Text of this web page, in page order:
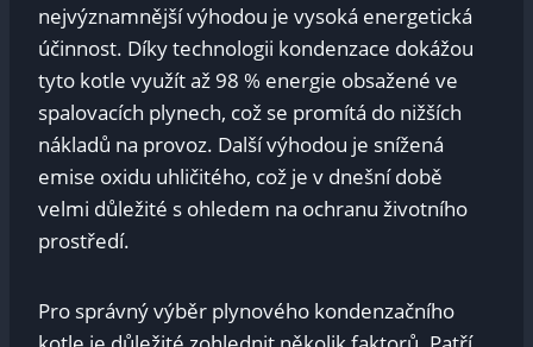
nejvýznamnější výhodou je vysoká energetická
účinnost. Díky technologii kondenzace dokážou
tyto kotle využít až 98 % energie obsažené ve
spalovacích plynech, což se promítá do nižších
nákladů na provoz. Další výhodou je snížená
emise oxidu uhličitého, což je v dnešní době
velmi důležité s ohledem na ochranu životního
prostředí.
Pro správný výběr plynového kondenzačního